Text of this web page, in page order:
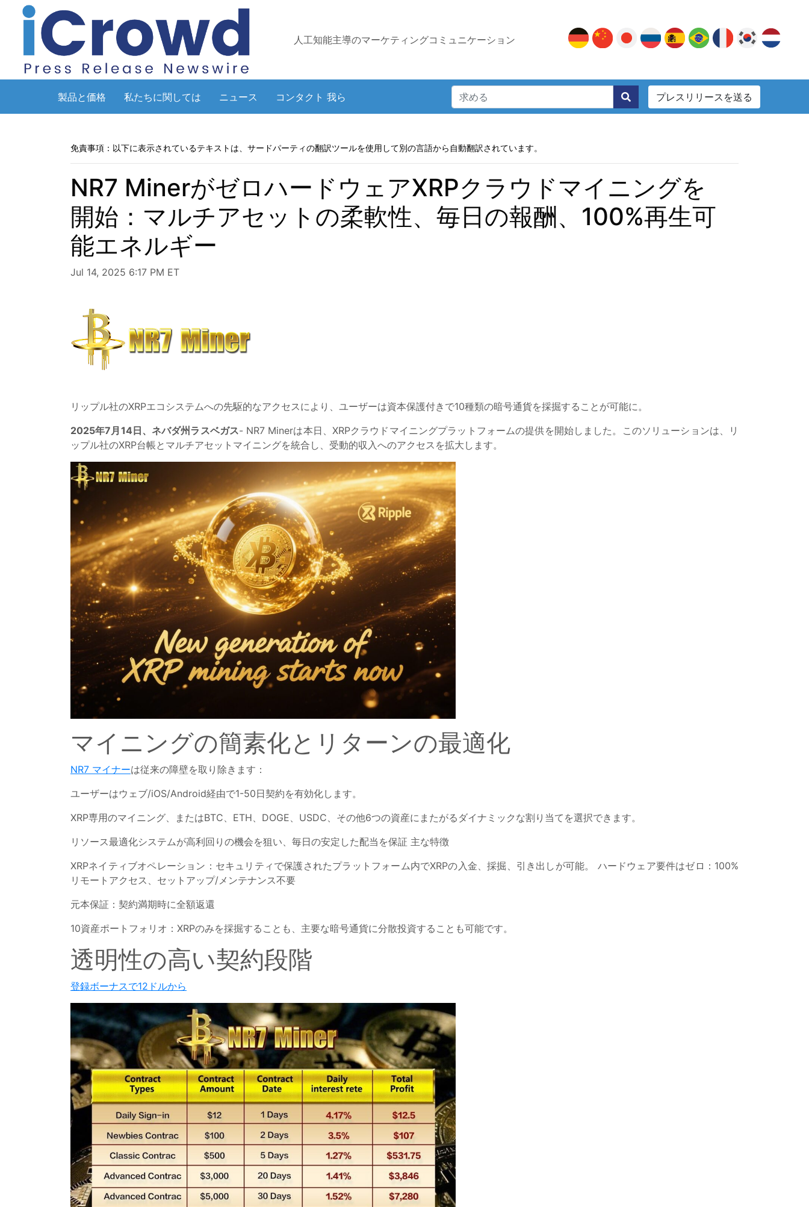
人工知能主導のマーケティングコミュニケーション
製品と価格 私たちに関しては ニュース コンタクト 我ら プレスリリースを送る
免責事項：以下に表示されているテキストは、サードパーティの翻訳ツールを使用して別の言語から自動翻訳されています。
NR7 MinerがゼロハードウェアXRPクラウドマイニングを
開始：マルチアセットの柔軟性、毎日の報酬、100%再生可
能エネルギー
Jul 14, 2025 6:17 PM ET
リップル社のXRPエコシステムへの先駆的なアクセスにより、ユーザーは資本保護付きで10種類の暗号通貨を採掘することが可能に。
2025年7月14日、ネバダ州ラスベガス- NR7 Minerは本日、XRPクラウドマイニングプラットフォームの提供を開始しました。このソリューションは、リ
ップル社のXRP台帳とマルチアセットマイニングを統合し、受動的収入へのアクセスを拡大します。
マイニングの簡素化とリターンの最適化
NR7 マイナーは従来の障壁を取り除きます：
ユーザーはウェブ/iOS/Android経由で1-50日契約を有効化します。
XRP専用のマイニング、またはBTC、ETH、DOGE、USDC、その他6つの資産にまたがるダイナミックな割り当てを選択できます。
リソース最適化システムが高利回りの機会を狙い、毎日の安定した配当を保証 主な特徴
XRPネイティブオペレーション：セキュリティで保護されたプラットフォーム内でXRPの入金、採掘、引き出しが可能。 ハードウェア要件はゼロ：100%
リモートアクセス、セットアップ/メンテナンス不要
元本保証：契約満期時に全額返還
10資産ポートフォリオ：XRPのみを採掘することも、主要な暗号通貨に分散投資することも可能です。
透明性の高い契約段階
登録ボーナスで12ドルから